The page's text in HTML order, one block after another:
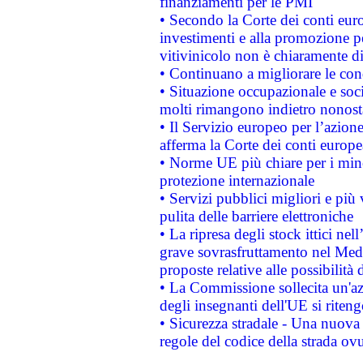
• Secondo la Corte dei conti
investimenti e alla promozione
vitivinicolo non è chiaramente
• Continuano a migliorare le
• Situazione occupazionale e
molti rimangono indietro
• Il Servizio europeo per
afferma la Corte dei conti
• Norme UE più chiare per i
protezione internazionale
• Servizi pubblici migliori e più
pulita delle barriere elettroniche
• La ripresa degli stock ittici
grave sovrasfruttamento nel
proposte relative alle possibilità
• La Commissione sollecita
degli insegnanti dell'UE si
• Sicurezza stradale - Una
regole del codice della strada